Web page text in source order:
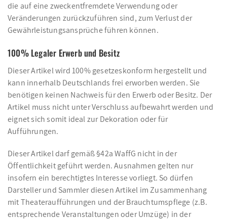
die auf eine zweckentfremdete Verwendung oder
Veränderungen zurückzuführen sind, zum Verlust der
Gewährleistungsansprüche führen können.
100% Legaler Erwerb und Besitz
Dieser Artikel wird 100% gesetzeskonform hergestellt und
kann innerhalb Deutschlands frei erworben werden. Sie
benötigen keinen Nachweis für den Erwerb oder Besitz. Der
Artikel muss nicht unter Verschluss aufbewahrt werden und
eignet sich somit ideal zur Dekoration oder für
Aufführungen.
Dieser Artikel darf gemäß §42a WaffG nicht in der
Öffentlichkeit geführt werden. Ausnahmen gelten nur
insofern ein berechtigtes Interesse vorliegt. So dürfen
Darsteller und Sammler diesen Artikel im Zusammenhang
mit Theateraufführungen und der Brauchtumspflege (z.B.
entsprechende Veranstaltungen oder Umzüge) in der